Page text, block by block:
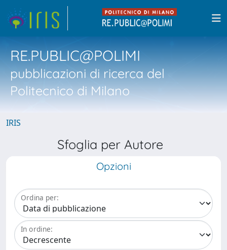
RE.PUBLIC@POLIMI
pubblicazioni di ricerca del
Politecnico di Milano
IRIS
Sfoglia per Autore
Opzioni
Ordina per:
In ordine: